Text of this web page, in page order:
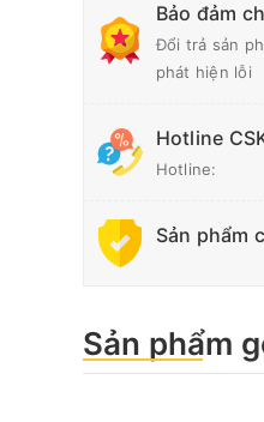
Bảo đảm
Đổi trả sản
phát hiện lỗi
Hotline
Hotline:
Sản phẩm
Sản phẩm